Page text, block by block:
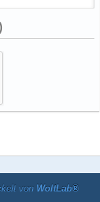
von WoltLab®